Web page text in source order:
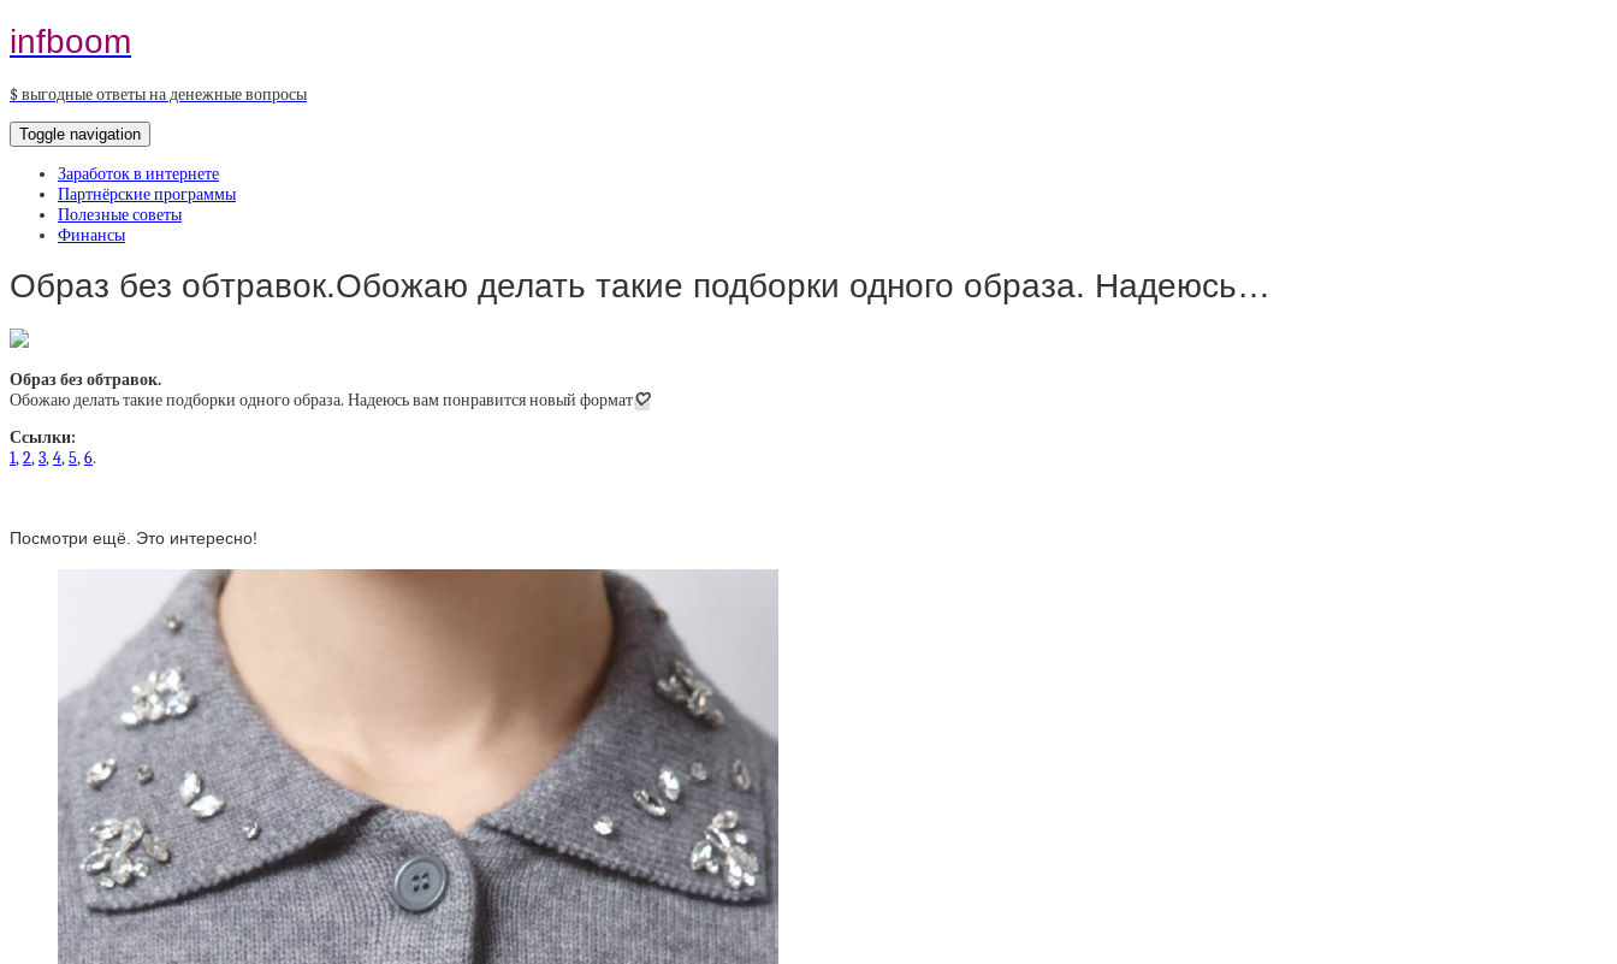
infboom
$ выгодные ответы на денежные вопросы
Toggle navigation
Заработок в интернете
Партнёрские программы
Полезные советы
Финансы
Образ без обтравок.Обожаю делать такие подборки одного образа. Надеюсь…
Образ без обтравок.
Обожаю делать такие подборки одного образа. Надеюсь вам понравится новый формат🤍
Ссылки:
1,2,3,4,5,6.
Посмотри ещё. Это интересно!